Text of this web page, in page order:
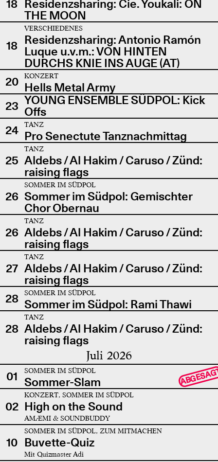
18 Residenzsharing: Cie. Youkali: ON
THE MOON
18
VERSCHIEDENES
Residenzsharing: Antonio Ramón
Luque u.v.m.: VON HINTEN
DURCHS KNIE INS AUGE (AT)
20
KONZERT
Hells Metal Army
23 YOUNG ENSEMBLE SÜDPOL: Kick
Offs
24
TANZ
Pro Senectute Tanznachmittag
25
TANZ
Aldebs / Al Hakim / Caruso / Zünd:
raising flags
26
SOMMER IM SÜDPOL
Sommer im Südpol: Gemischter
Chor Obernau
26
TANZ
Aldebs / Al Hakim / Caruso / Zünd:
raising flags
27
TANZ
Aldebs / Al Hakim / Caruso / Zünd:
raising flags
28
SOMMER IM SÜDPOL
Sommer im Südpol: Rami Thawi
28
TANZ
Aldebs / Al Hakim / Caruso / Zünd:
raising flags
Juli 2026
01 SOMMER IM SÜDPOL
Sommer-Slam
02
KONZERT, SOMMER IM SÜDPOL
High on the Sound
AMÆMI & SOUNDBUDDY
10
SOMMER IM SÜDPOL, ZUM MITMACHEN
Buvette-Quiz
Mit Quizmaster Adi